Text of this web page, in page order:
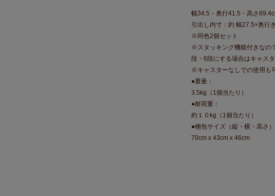
幅34.5・奥行41.5・高さ
引出し内寸：約 幅27.5×奥行
※同色2個セット
※スタッキング機能付きなの
段・6段にする場合はキャス
※キャスターなしでの使用も
●重量：
3.5kg（1個当たり）
●耐荷重：
約１０kg（1個当たり）
●梱包サイズ（縦・横・高さ）
70cm x 43cm x 46cm